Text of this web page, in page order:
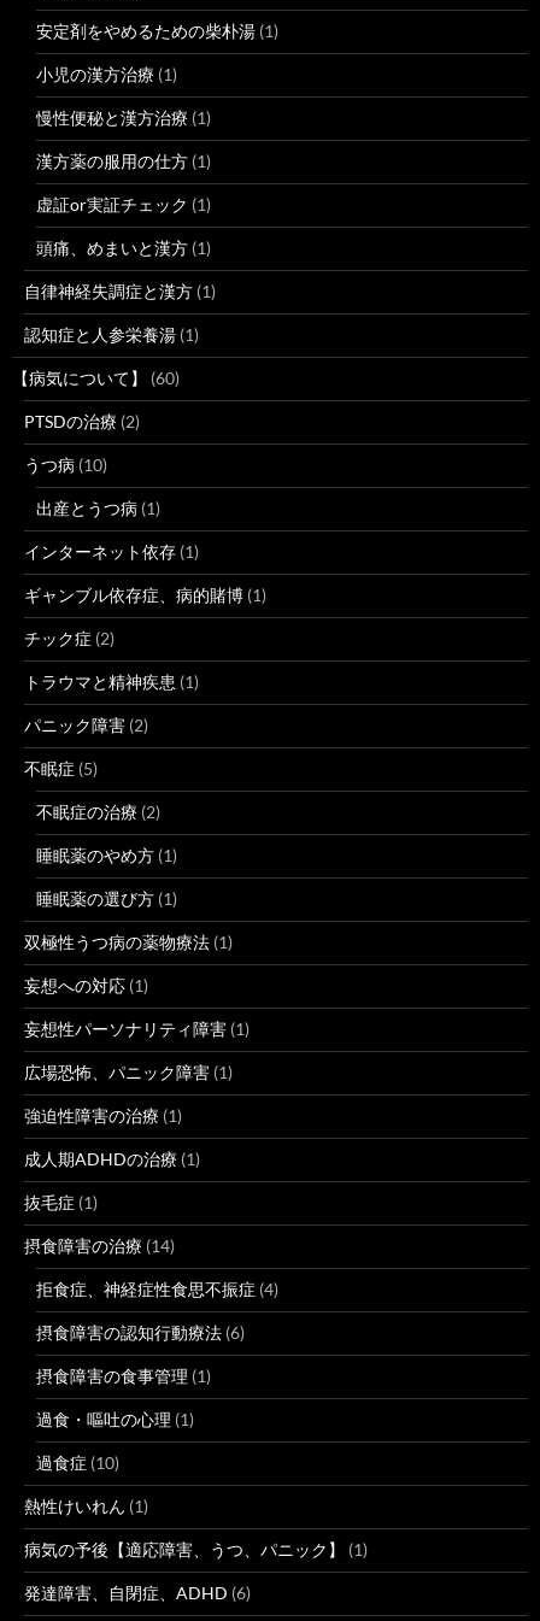
安定剤をやめるための柴朴湯 (1)
小児の漢方治療 (1)
慢性便秘と漢方治療 (1)
漢方薬の服用の仕方 (1)
虚証or実証チェック (1)
頭痛、めまいと漢方 (1)
自律神経失調症と漢方 (1)
認知症と人参栄養湯 (1)
【病気について】 (60)
PTSDの治療 (2)
うつ病 (10)
出産とうつ病 (1)
インターネット依存 (1)
ギャンブル依存症、病的賭博 (1)
チック症 (2)
トラウマと精神疾患 (1)
パニック障害 (2)
不眠症 (5)
不眠症の治療 (2)
睡眠薬のやめ方 (1)
睡眠薬の選び方 (1)
双極性うつ病の薬物療法 (1)
妄想への対応 (1)
妄想性パーソナリティ障害 (1)
広場恐怖、パニック障害 (1)
強迫性障害の治療 (1)
成人期ADHDの治療 (1)
抜毛症 (1)
摂食障害の治療 (14)
拒食症、神経症性食思不振症 (4)
摂食障害の認知行動療法 (6)
摂食障害の食事管理 (1)
過食・嘔吐の心理 (1)
過食症 (10)
熱性けいれん (1)
病気の予後【適応障害、うつ、パニック】 (1)
発達障害、自閉症、ADHD (6)